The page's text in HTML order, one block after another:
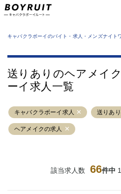
業種から
運営者
サイトマ
キャバクラボーイのバイト・求人・メンズナイト
送りありのヘアメイ
ーイ求人一覧
キャバクラボーイ求人 送りあ
ヘアメイクの求人
該当求人数 66件中
六本木
池袋
新橋
渋谷
大和
錦糸町
八王子
五反田